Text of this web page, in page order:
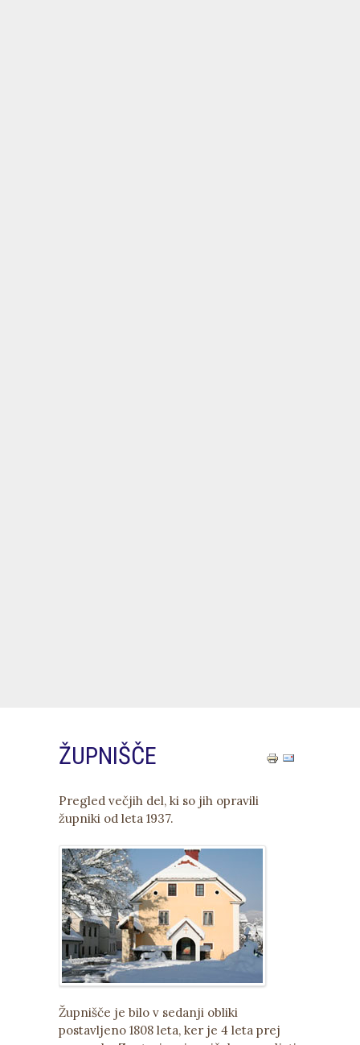
ŽUPNIŠČE
Pregled večjih del, ki so jih opravili
župniki od leta 1937.
Župnišče je bilo v sedanji obliki
postavljeno 1808 leta, ker je 4 leta prej